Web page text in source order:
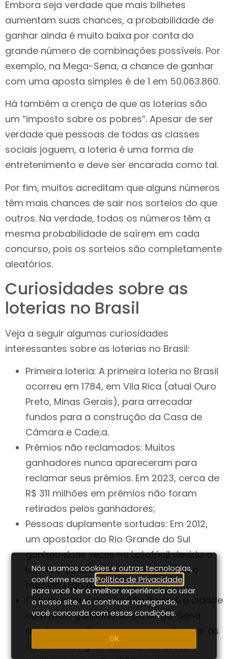
Embora seja verdade que mais bilhetes
aumentam suas chances, a probabilidade de
ganhar ainda é muito baixa por conta do
grande número de combinações possíveis. Por
exemplo, na Mega-Sena, a chance de ganhar
com uma aposta simples é de 1 em 50.063.860.
Há também a crença de que as loterias são
um “imposto sobre os pobres”. Apesar de ser
verdade que pessoas de todas as classes
sociais joguem, a loteria é uma forma de
entretenimento e deve ser encarada como tal.
Por fim, muitos acreditam que alguns números
têm mais chances de sair nos sorteios do que
outros. Na verdade, todos os números têm a
mesma probabilidade de saírem em cada
concurso, pois os sorteios são completamente
aleatórios.
Curiosidades sobre as
loterias no Brasil
Veja a seguir algumas curiosidades
interessantes sobre as loterias no Brasil:
Primeira loteria: A primeira loteria no Brasil
ocorreu em 1784, em Vila Rica (atual Ouro
Preto, Minas Gerais), para arrecadar
fundos para a construção da Casa de
Câmara e Cade;a.
Prêmios não reclamados: Muitos
ganhadores nunca apareceram para
reclamar seus prêmios. Em 2023, cerca de
R$ 311 milhões em prêmios não foram
retirados pelos ganhadores;
Pessoas duplamente sortudas: Em 2012,
um apostador do Rio Grande do Sul
ganhou duas vezes na Lotofácil devido a
um erro da atendente que registrou o
mesmo jogo duas vezes;
Cidade mais sortuda: São Paulo é a cidade
com mais ganhadores da Mega-Sena
desde que a Caixa começou a divulgar as
cidades dos ganhadores, em 2009;
Nós usamos cookies e outras tecnologias,
conforme nossaPolítica de Privacidade
para você ter a melhor experiência ao usar
o nosso site. Ao continuar navegando,
você concorda com essas condições.
OK